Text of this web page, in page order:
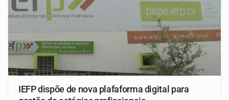
IEFP dispõe de nova plafaforma digital para